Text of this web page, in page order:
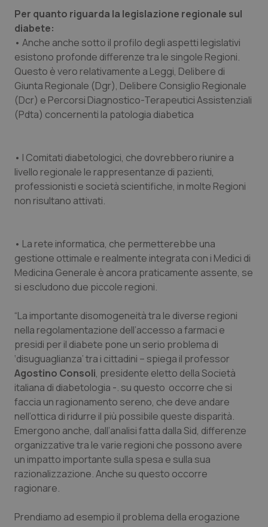
Per quanto riguarda la legislazione regionale sul
diabete:
• Anche anche sotto il profilo degli aspetti legislativi
esistono profonde differenze tra le singole Regioni.
Questo è vero relativamente a Leggi, Delibere di
Giunta Regionale (Dgr), Delibere Consiglio Regionale
(Dcr) e Percorsi Diagnostico-Terapeutici Assistenziali
(Pdta) concernenti la patologia diabetica
• I Comitati diabetologici, che dovrebbero riunire a
livello regionale le rappresentanze di pazienti,
professionisti e società scientifiche, in molte Regioni
non risultano attivati.
• La rete informatica, che permetterebbe una
gestione ottimale e realmente integrata con i Medici di
Medicina Generale è ancora praticamente assente, se
si escludono due piccole regioni.
“La importante disomogeneità tra le diverse regioni
nella regolamentazione dell’accesso a farmaci e
presidi per il diabete pone un serio problema di
‘disuguaglianza’ tra i cittadini – spiega il professor
Agostino Consoli, presidente eletto della Società
italiana di diabetologia -. su questo occorre che si
faccia un ragionamento sereno, che deve andare
nell’ottica di ridurre il più possibile queste disparità.
Emergono anche, dall’analisi fatta dalla Sid, differenze
organizzative tra le varie regioni che possono avere
un impatto importante sulla spesa e sulla sua
razionalizzazione. Anche su questo occorre
ragionare.
Prendiamo ad esempio il problema della erogazione
CookieScriptConsent
CookieScript
www.quotidianosanita.it
tracking-sites-ironfish-
tracking-enable
www.quotidianosanita.it
tracking-sites-ironfish-
www.quotidianosanita.it
2
_ga
Google LLC
.quotidianosanita.it